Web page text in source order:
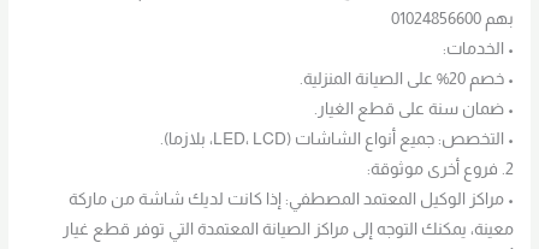
بهم 01024856600
• الخدمات:
• خصم 20% على الصيانة المنزلية.
• ضمان سنة على قطع الغيار.
• التخصص: جميع أنواع الشاشات (LED، LCD، بلازما).
2. فروع أخرى موثوقة:
• مراكز الوكيل المعتمد المصطفي: إذا كانت لديك شاشة من ماركة
معينة، يمكنك التوجه إلى مراكز الصيانة المعتمدة التي توفر قطع غيار